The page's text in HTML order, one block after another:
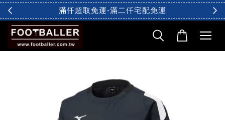
滿仟超取免運-滿二仟宅配免運